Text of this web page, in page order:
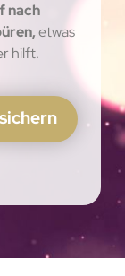
nach
etwas
hilft.